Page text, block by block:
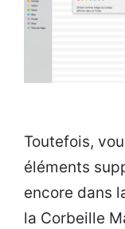
Toutefois,
éléments
encore dans
la Corbeille